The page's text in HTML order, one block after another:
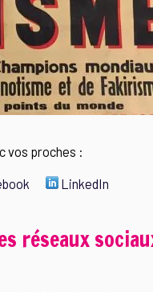
vos proches :
LinkedIn
réseaux